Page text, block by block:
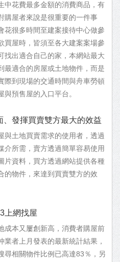
中花費最多金額的消費商品，有
購屋者來說是很重要的一件事
花很多時間至建案接待中心做參
買屋時，皆須至各大建案案場參
找出適合自己的家，本網站最大
最適合的房屋或土地物件，而是
際到現場的交通時間與舟車勞頓
預售屋的入口平台。
發揮買賣雙方最大的效益
與土地買賣需求的使用者，透過
介所需，賣方透過簡單容易使用
片資料，買方透過網站提供各種
的物件，來達到買賣雙方的效
上網找屋
成本又屢創新高，消費者購屋前
者上月發表的最新統計結果，
尋相關物件比例已高達83％，另